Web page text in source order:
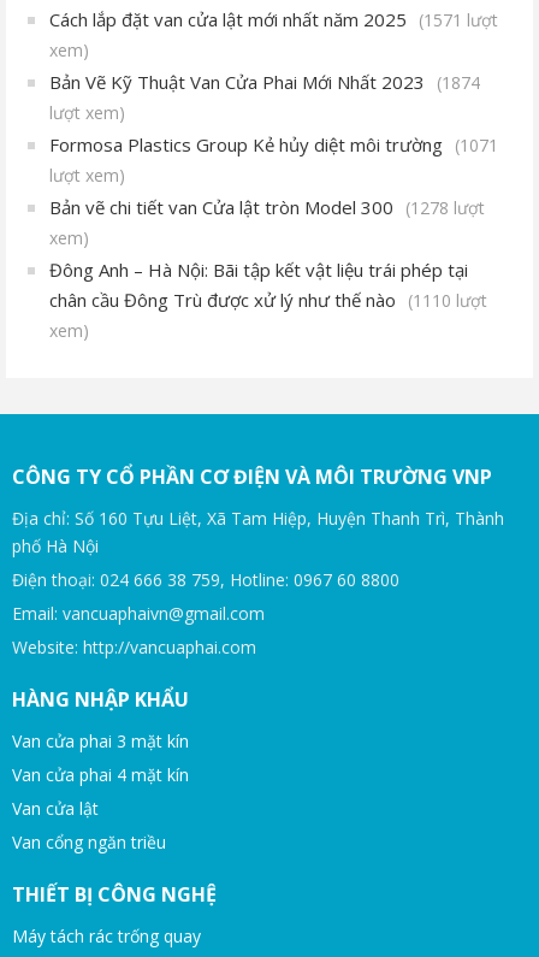
Cách lắp đặt van cửa lật mới nhất năm 2025
(1571 lượt
xem)
Bản Vẽ Kỹ Thuật Van Cửa Phai Mới Nhất 2023
(1874
lượt xem)
Formosa Plastics Group Kẻ hủy diệt môi trường (1071
lượt xem)
Bản vẽ chi tiết van Cửa lật tròn Model 300
(1278 lượt
xem)
Đông Anh – Hà Nội: Bãi tập kết vật liệu trái phép tại
chân cầu Đông Trù được xử lý như thế nào
(1110 lượt
xem)
CÔNG TY CỔ PHẦN CƠ ĐIỆN VÀ MÔI TRƯỜNG VNP
Địa chỉ: Số 160 Tựu Liệt, Xã Tam Hiệp, Huyện Thanh Trì, Thành
phố Hà Nội
Điện thoại: 024 666 38 759, Hotline: 0967 60 8800
Email: vancuaphaivn@gmail.com
Website: http://vancuaphai.com
HÀNG NHẬP KHẨU
Van cửa phai 3 mặt kín
Van cửa phai 4 mặt kín
Van cửa lật
Van cổng ngăn triều
THIẾT BỊ CÔNG NGHỆ
Máy tách rác trống quay